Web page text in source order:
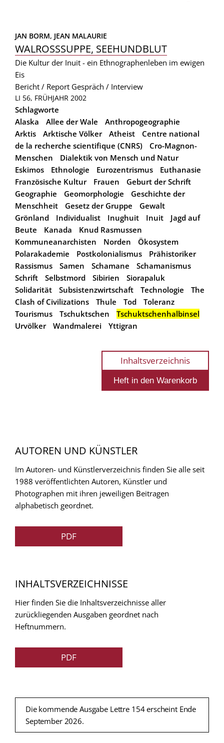
JAN BORM, JEAN MALAURIE
WALROSSSUPPE, SEEHUNDBLUT
Die Kultur der Inuit - ein Ethnographenleben im ewigen
Eis
Bericht / Report Gespräch / Interview
LI 56, FRÜHJAHR 2002
Schlagworte
Alaska
Allee der Wale
Anthropogeographie
Arktis
Arktische Völker Atheist
Centre national
de la recherche scientifique (CNRS)
Cro-Magnon-
Menschen
Dialektik von Mensch und Natur
Eskimos
Ethnologie Eurozentrismus
Euthanasie
Französische Kultur
Frauen
Geburt der Schrift
Geographie
Geomorphologie
Geschichte der
Menschheit
Gesetz der Gruppe
Gewalt
Grönland
Individualist Inughuit Inuit
Jagd auf
Beute
Kanada
Knud Rasmussen
Kommuneanarchisten
Norden
Ökosystem
Polarakademie
Postkolonialismus
Prähistoriker
Rassismus
Samen Schamane
Schamanismus
Schrift
Selbstmord Sibirien
Siorapaluk
Solidarität
Subsistenzwirtschaft Technologie
The
Clash of Civilizations
Thule Tod
Toleranz
Tourismus
Tschuktschen
Tschuktschenhalbinsel
Urvölker
Wandmalerei Yttigran
Inhaltsverzeichnis
AUTOREN UND KÜNSTLER
Im Autoren- und Künstlerverzeichnis finden Sie alle seit
1988 veröffentlichten Autoren, Künstler und
Photographen mit ihren jeweiligen Beitragen
alphabetisch geordnet.
PDF
INHALTSVERZEICHNISSE
Hier finden Sie die Inhaltsverzeichnisse aller
zurückliegenden Ausgaben geordnet nach
Heftnummern.
PDF
Die kommende Ausgabe Lettre 154 erscheint Ende
September 2026.